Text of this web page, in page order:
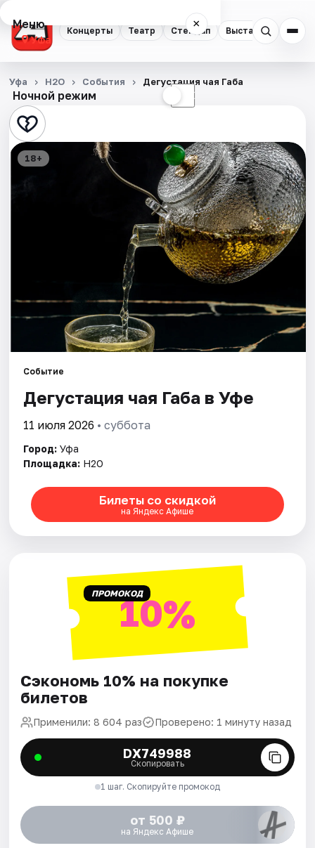
Концерты Театр Стендап Выставки
Меню ×
Уфа
Концерты
Театр
Стендап
Города
Площадки
Ночной режим ☾
Уфа H2O События Дегустация чая Габа
18+
Событие
Дегустация чая Габа в Уфе
11 июля 2026 • суббота
Город: Уфа
Площадка: H2O
Билеты со скидкой
на Яндекс Афише
ПРОМОКОД10%
Сэкономь 10% на покупке
билетов
Применили: 8 604 раз Проверено: 1 минуту назад
DX749988
Скопировать
1 шаг. Скопируйте промокод
от 500 ₽
на Яндекс Афише